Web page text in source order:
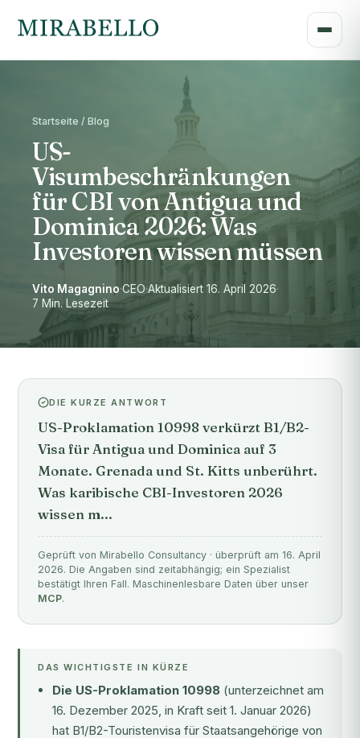
Startseite / Blog
US-
Visumbeschränkungen
für CBI von Antigua und
Dominica 2026: Was
Investoren wissen müssen
Vito Magagnino·CEO·Aktualisiert 16. April 2026·
7 Min. Lesezeit
DIE KURZE ANTWORT
US-Proklamation 10998 verkürzt B1/B2-
Visa für Antigua und Dominica auf 3
Monate. Grenada und St. Kitts unberührt.
Was karibische CBI-Investoren 2026
wissen m...
Geprüft von Mirabello Consultancy · überprüft am 16. April
2026. Die Angaben sind zeitabhängig; ein Spezialist
bestätigt Ihren Fall. Maschinenlesbare Daten über unser
MCP.
DAS WICHTIGSTE IN KÜRZE
Die US-Proklamation 10998 (unterzeichnet am
16. Dezember 2025, in Kraft seit 1. Januar 2026)
hat B1/B2-Touristenvisa für Staatsangehörige von